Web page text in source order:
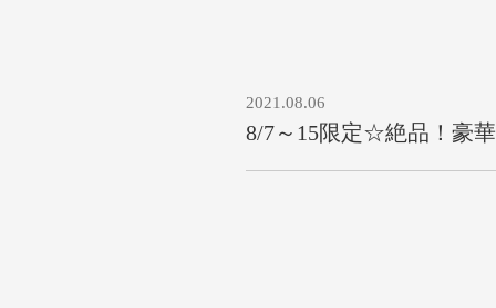
2021.08.06
8/7～15限定☆絶品！豪